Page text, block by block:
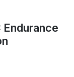
Endurance